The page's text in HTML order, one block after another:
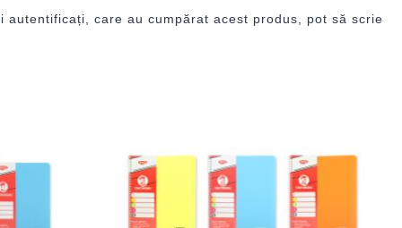
autentificați, care au cumpărat acest produs, pot să scrie